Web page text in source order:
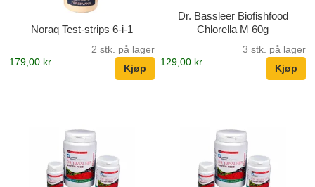
Noraq Test-strips 6-i-1
2 stk. på lager
179,00 kr
Dr. Bassleer Biofishfood
Chlorella M 60g
3 stk. på lager
129,00 kr